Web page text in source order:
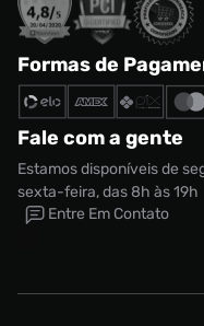
Formas de
Fale com a gente
Estamos disponíveis de
sexta-feira, das 8h às 19h
Entre Em Contato